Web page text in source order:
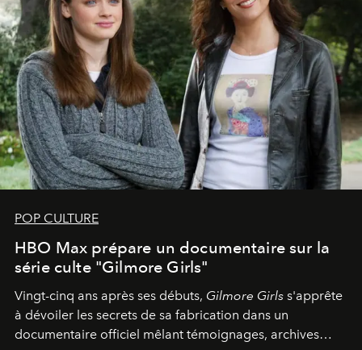
POP CULTURE
HBO Max prépare un documentaire sur la
série culte "Gilmore Girls"
Vingt-cinq ans après ses débuts, Gilmore Girls s'apprête
à dévoiler les secrets de sa fabrication dans un
documentaire officiel mêlant témoignages, archives